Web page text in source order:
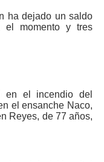
ha dejado un saldo
el momento y tres
en el incendio del
el ensanche Naco,
Reyes, de 77 años,